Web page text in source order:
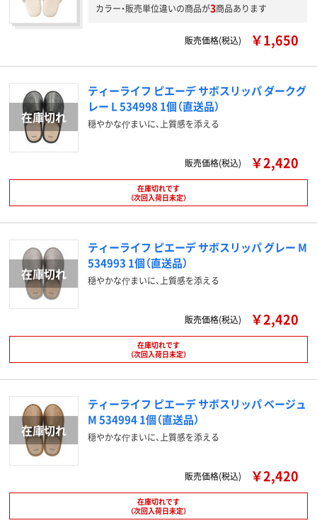
カラー・販売単位違いの商品が3商品あります
販売価格(税込) ￥1,650
ティーライフ ピエーデ サボスリッパ ダークグ
レー L 534998 1個（直送品）
穏やかな佇まいに、上質感を添える
販売価格(税込) ￥2,420
在庫切れです
（次回入荷日未定）
ティーライフ ピエーデ サボスリッパ グレー M
534993 1個（直送品）
穏やかな佇まいに、上質感を添える
販売価格(税込) ￥2,420
在庫切れです
（次回入荷日未定）
ティーライフ ピエーデ サボスリッパ ベージュ
M 534994 1個（直送品）
穏やかな佇まいに、上質感を添える
販売価格(税込) ￥2,420
在庫切れです
（次回入荷日未定）